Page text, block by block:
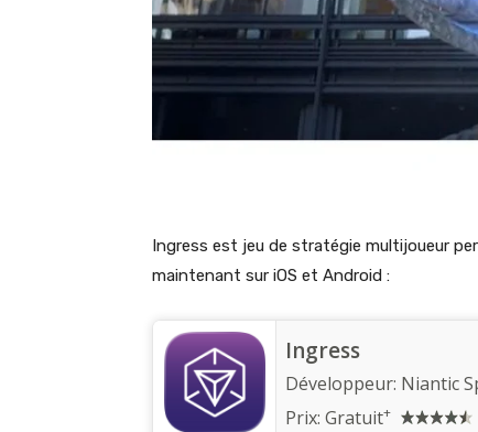
Ingress est jeu de stratégie multijoueur
maintenant sur iOS et Android :
Ingress
Développeur: Niantic
Prix: Gratuit+